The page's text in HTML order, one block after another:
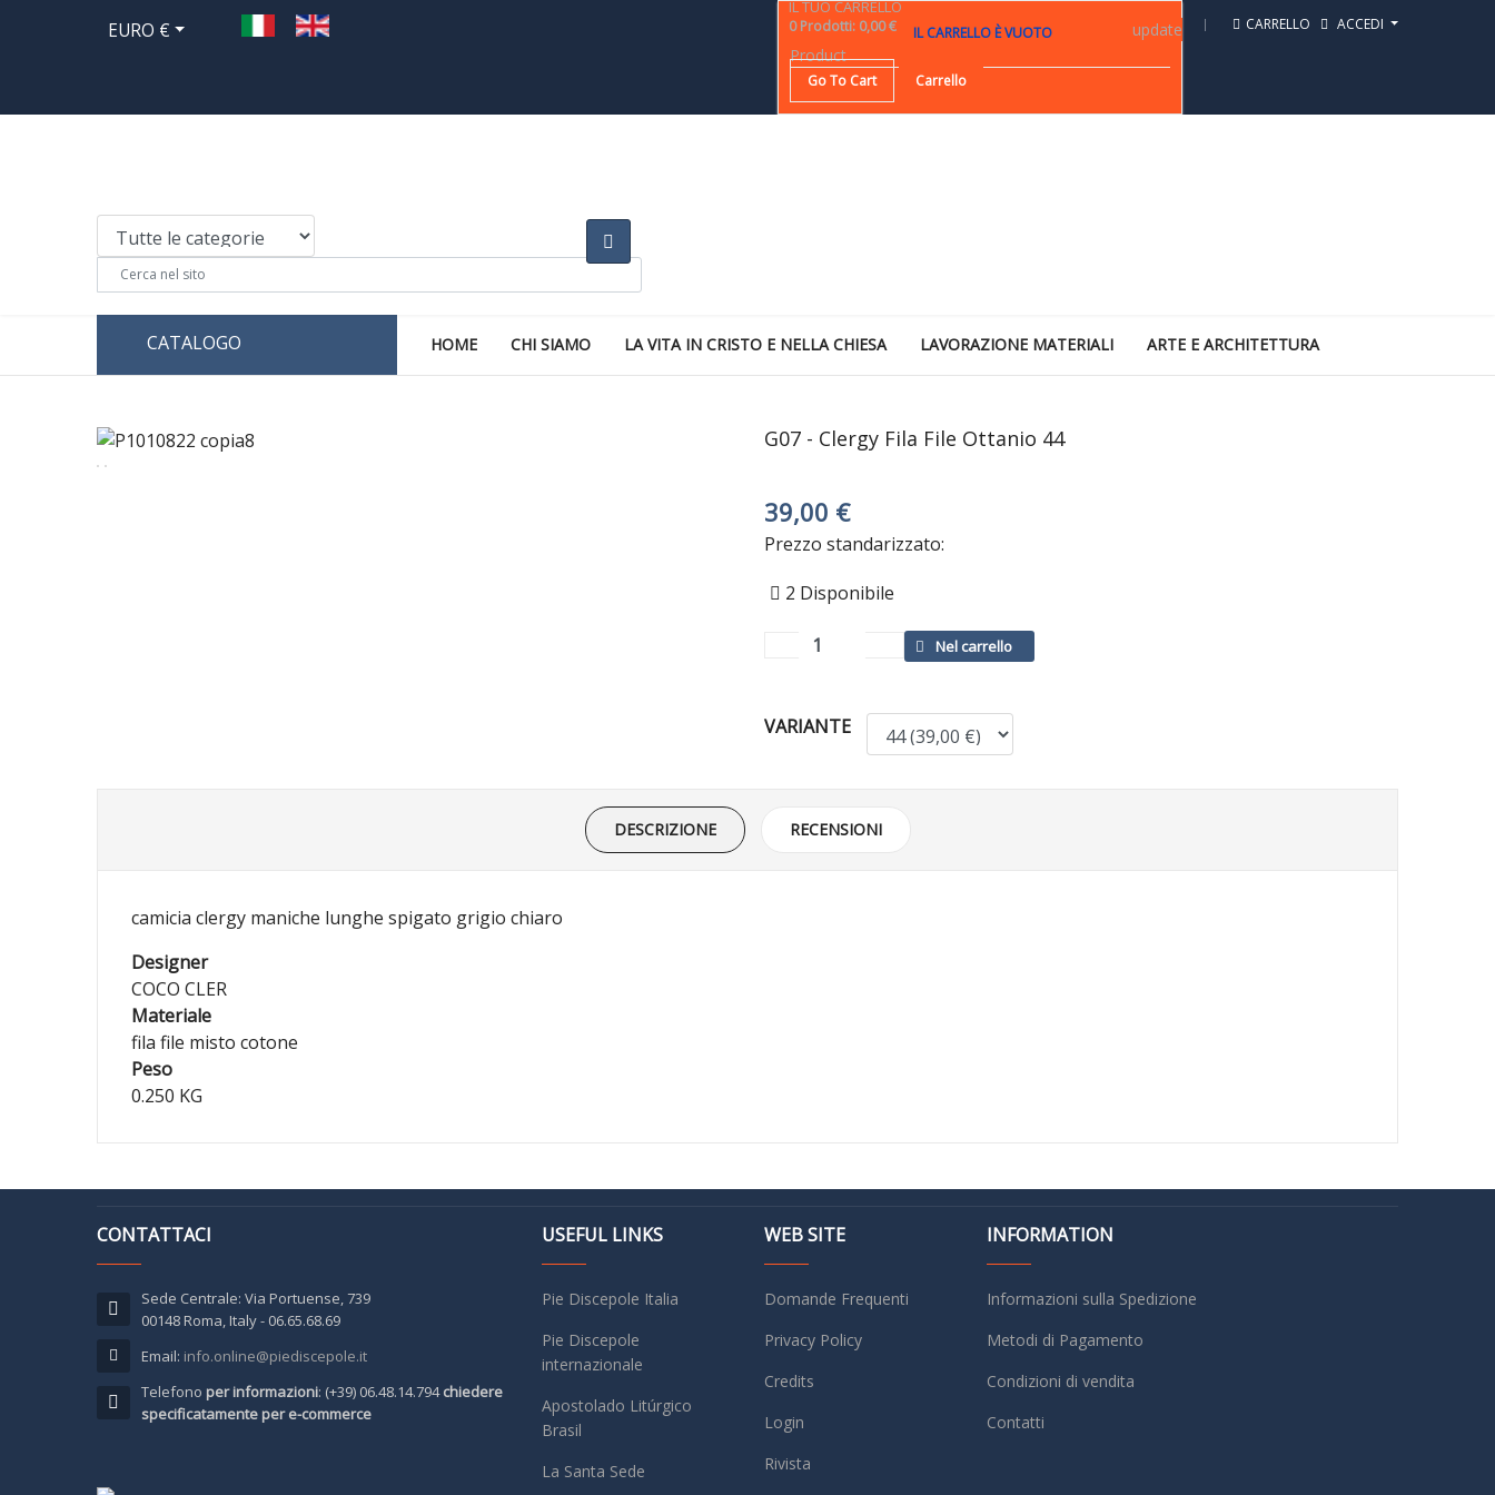
EURO € CARRELLO ACCEDI
IL TUO CARRELLO
0 Prodotti: 0,00 € IL CARRELLO È VUOTO
Product
update
Go To Cart Carrello
CATALOGO HOME CHI SIAMO LA VITA IN CRISTO E NELLA CHIESA LAVORAZIONE MATERIALI ARTE E ARCHITETTURA
G07 - Clergy Fila File Ottanio 44
39,00 €
Prezzo standarizzato:
2 Disponibile
VARIANTE
DESCRIZIONE RECENSIONI
camicia clergy maniche lunghe spigato grigio chiaro
Designer
COCO CLER
Materiale
fila file misto cotone
Peso
0.250 KG
CONTATTACI
Sede Centrale: Via Portuense, 739
00148 Roma, Italy - 06.65.68.69
Email: info.online@piediscepole.it
Telefono per informazioni: (+39) 06.48.14.794chiedere
specificatamente per e-commerce
USEFUL LINKS
Pie Discepole Italia
Pie Discepole
internazionale
Apostolado Litúrgico
Brasil
La Santa Sede
WEB SITE
Domande Frequenti
Privacy Policy
Credits
Login
Rivista
INFORMATION
Informazioni sulla Spedizione
Metodi di Pagamento
Condizioni di vendita
Contatti